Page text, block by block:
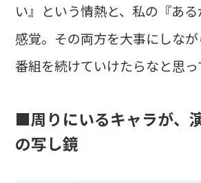
い』という情熱と、私の『あ
感覚。その両方を大事にしな
番組を続けていけたらなと思っ
■周りにいるキャラが、
の写し鏡